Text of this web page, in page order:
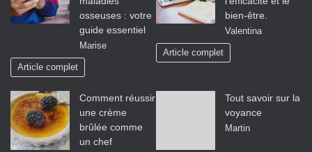
osseuses : votre
guide essentiel
Marise
Article complet
bien-être.
Valentina
Article complet
Comment réussir
une crème
brûlée comme
un chef
Tout savoir sur la
voyance
Martin